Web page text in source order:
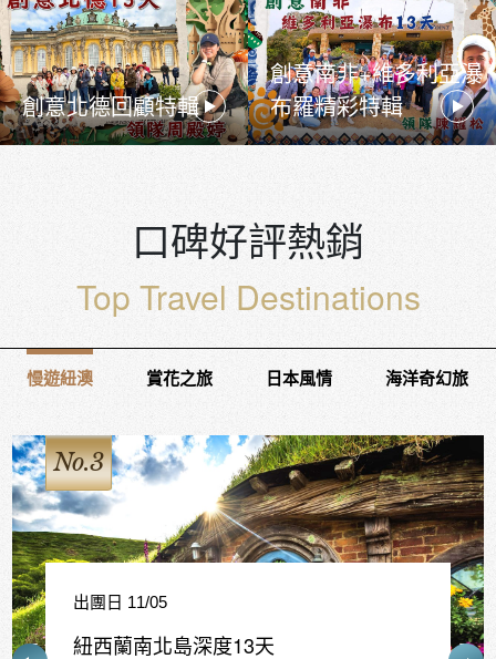
創意北德回顧特輯
創意南非+維多利亞瀑
布羅精彩特輯
口碑好評熱銷
Top Travel Destinations
慢遊紐澳 賞花之旅 日本風情 海洋奇幻旅
No.4
出團日 12/17